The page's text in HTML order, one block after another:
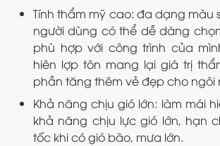
Tính thẩm mỹ cao: đa dạng màu
người dùng có thể dễ dàng
phù hợp với công trình của
hiên lợp tôn mang lại giá trị
phần tăng thêm vẻ đẹp cho ngôi
Khả năng chịu gió lớn: làm mái
khả năng chịu lực gió lớn, hạn
tốc khi có gió bão, mưa lớn.